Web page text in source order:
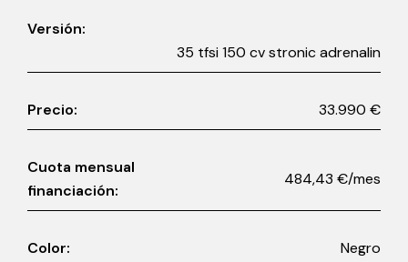
Versión:
35 tfsi 150 cv stronic adrenalin
Precio: 33.990 €
Cuota mensual
financiación:
484,43 €/mes
Color: Negro